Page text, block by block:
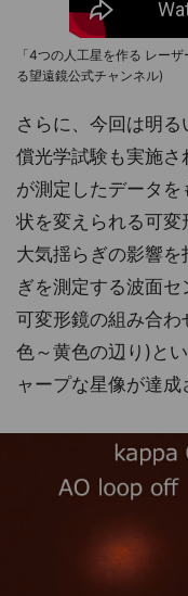
「4つの人工星を作る レー
る望遠鏡公式チャンネル)
さらに、今回は明
償光学試験も実施
が測定したデータ
状を変えられる可変
大気揺らぎの影響
ぎを測定する波面
可変形鏡の組み合
色～黄色の辺り)と
ャープな星像が達成